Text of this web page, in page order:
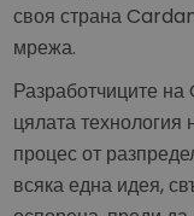
своя страна
мрежа.
Разработчиците
цялата технология
процес от
всяка една идея,